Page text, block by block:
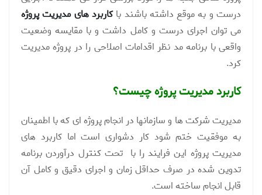
درست و به موقع داشته باشند باکاربرد های مدیریت پروژه
می توان اجرای درست و کامل داشت و با مقایسه وضعیت
واقعی با برنامه مد نظر اقدامات اصلاحی را در پروژه مدیریت
کرد.
کاربرد مدیریت پروژه چیست؟
مدیریت شرکت ها و سازمانها در انجام پروژه ای که با اطمینان
به موفقیت ختم شود کار دشواری است اما کاربرد های
مدیریت پروژه این فرایند را با تحت کنترل درآوردن برنامه
تدوین شده در صرف حداقل زمان و اجرای دقیق و کامل آن
قابل انجام ساخته است.